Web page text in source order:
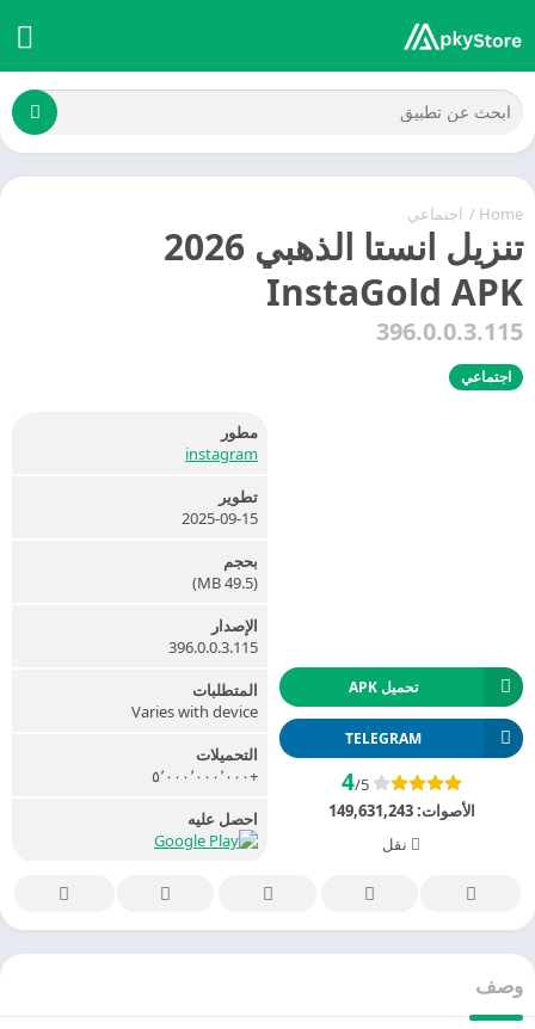
Home
/ اجتماعي
تنزيل انستا الذهبي 2026
InstaGold APK
396.0.0.3.115
اجتماعي
تحميل APK
TELEGRAM
4/5
الأصوات:149,631,243
نقل
مطور
instagram
تطوير
2025-09-15
بحجم
(49.5 MB)
الإصدار
396.0.0.3.115
المتطلبات
Varies with device
التحميلات
+٥٬٠٠٠٬٠٠٠٬٠٠٠
احصل عليه
وصف